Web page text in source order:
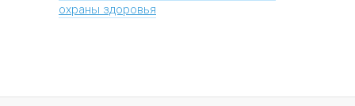
охраны здоровья